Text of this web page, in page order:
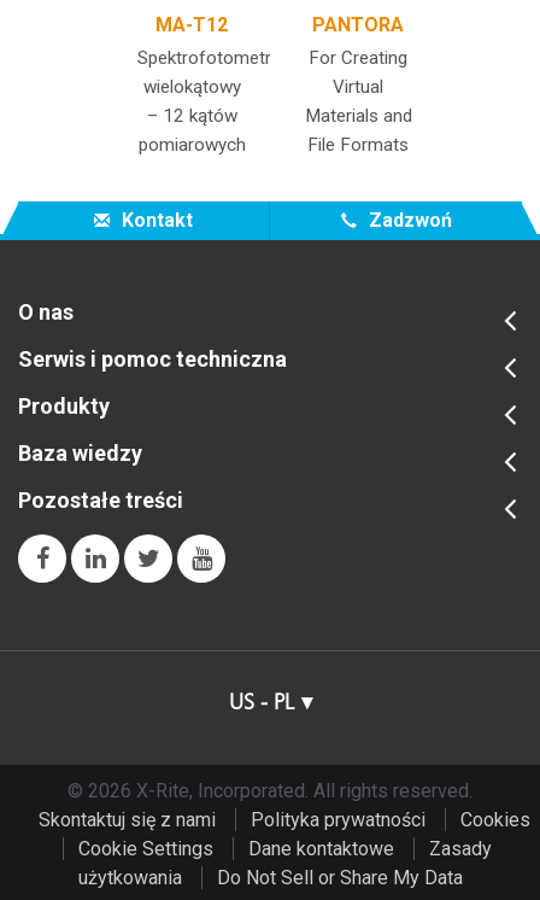
MA-T12
Spektrofotometr
wielokątowy
– 12 kątów
pomiarowych
PANTORA
For Creating
Virtual
Materials and
File Formats
Kontakt Zadzwoń
O nas
Serwis i pomoc techniczna
Produkty
Baza wiedzy
Pozostałe treści
US - PL
© 2026 X-Rite, Incorporated. All rights reserved.
Skontaktuj się z nami
Polityka prywatności
Cookies
Cookie Settings
Dane kontaktowe
Zasady
użytkowania
Do Not Sell or Share My Data